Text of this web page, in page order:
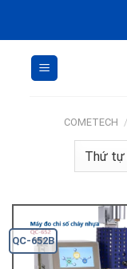
COMETECH /
QC-652B